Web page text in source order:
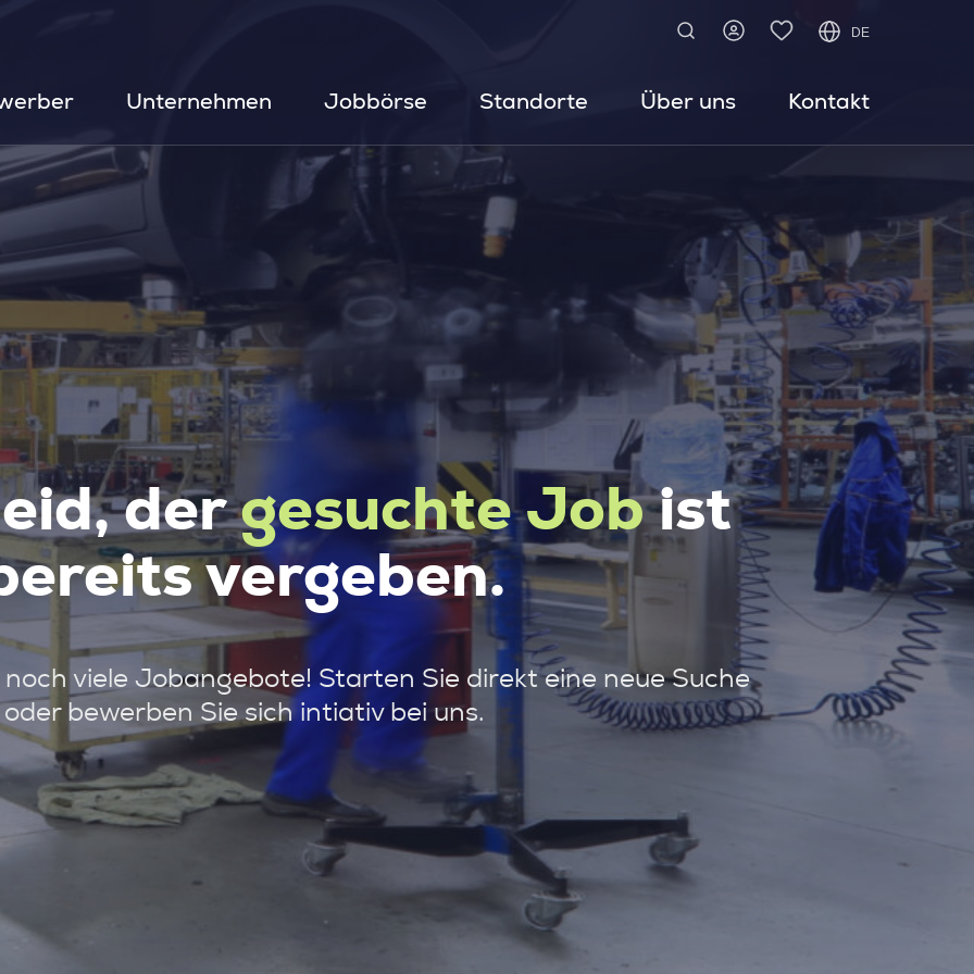
DE
Unternehmen Jobbörse Standorte Über uns Kontakt
dergesuchte Jobist
vergeben.
viele Jobangebote! Starten Sie direkt eine neue Suche
oder bewerben Sie sich intiativ bei uns.